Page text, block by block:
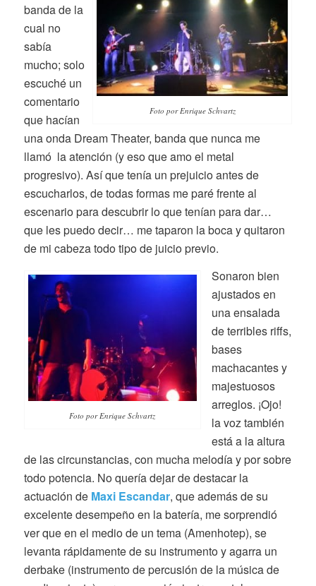
Foto por Enrique Schvartz
banda de la
cual no
sabía
mucho; solo
escuché un
comentario
que hacían
una onda Dream Theater, banda que nunca me
llamó la atención (y eso que amo el metal
progresivo). Así que tenía un prejuicio antes de
escucharlos, de todas formas me paré frente al
escenario para descubrir lo que tenían para dar…
que les puedo decir… me taparon la boca y quitaron
de mi cabeza todo tipo de juicio previo.
Foto por Enrique Schvartz
Sonaron bien
ajustados en
una ensalada
de terribles riffs,
bases
machacantes y
majestuosos
arreglos. ¡Ojo!
la voz también
está a la altura
de las circunstancias, con mucha melodía y por sobre
todo potencia. No quería dejar de destacar la
actuación de Maxi Escandar, que además de su
excelente desempeño en la batería, me sorprendió
ver que en el medio de un tema (Amenhotep), se
levanta rápidamente de su instrumento y agarra un
derbake (instrumento de percusión de la música de